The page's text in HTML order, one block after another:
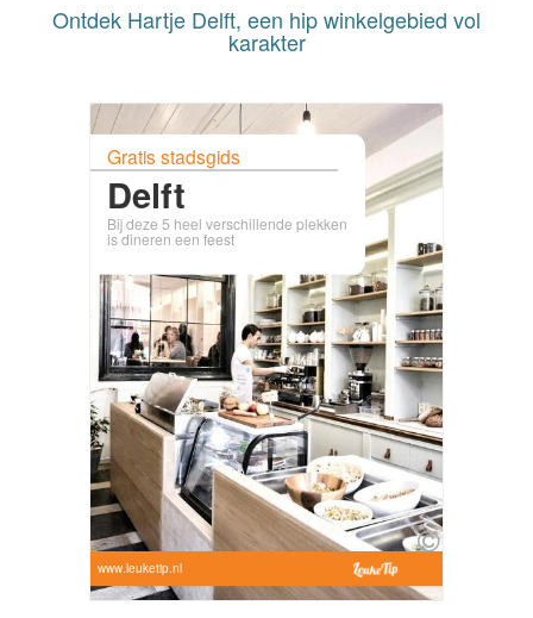
Ontdek Hartje Delft, een hip winkelgebied vol
karakter
Gratis stadsgids
Delft
Bij deze 5 heel verschillende plekken
is dineren een feest
www.leuketip.nl